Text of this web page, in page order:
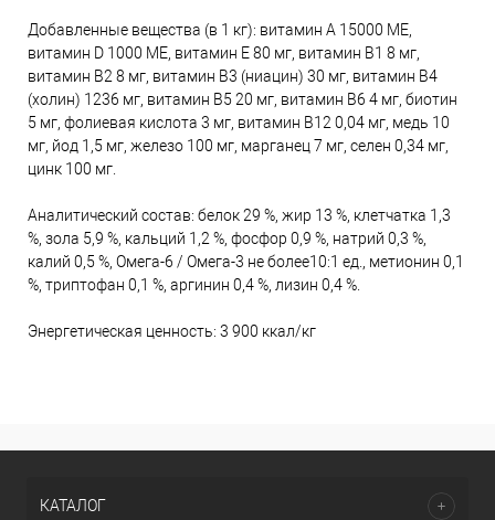
Добавленные вещества (в 1 кг): витамин А 15000 МЕ,
витамин D 1000 МЕ, витамин E 80 мг, витамин B1 8 мг,
витамин B2 8 мг, витамин B3 (ниацин) 30 мг, витамин B4
(холин) 1236 мг, витамин B5 20 мг, витамин B6 4 мг, биотин
5 мг, фолиевая кислота 3 мг, витамин B12 0,04 мг, медь 10
мг, йод 1,5 мг, железо 100 мг, марганец 7 мг, селен 0,34 мг,
цинк 100 мг.
Аналитический состав: белок 29 %, жир 13 %, клетчатка 1,3
%, зола 5,9 %, кальций 1,2 %, фосфор 0,9 %, натрий 0,3 %,
калий 0,5 %, Омега-6 / Омега-3 не более10:1 ед., метионин 0,1
%, триптофан 0,1 %, аргинин 0,4 %, лизин 0,4 %.
Энергетическая ценность: 3 900 ккал/кг
КАТАЛОГ